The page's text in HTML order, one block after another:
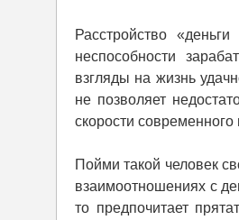
Расстройство
неспособности
взгляды на жизнь
не позволяет
скорости современного
Пойми такой человек
взаимоотношениях с
то предпочитает